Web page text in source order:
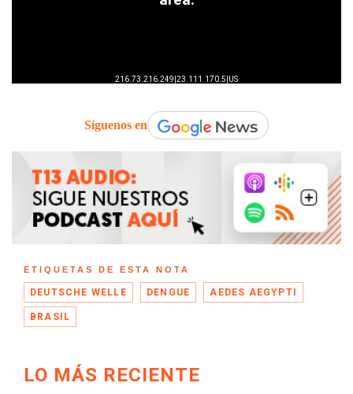
Síguenos en
ETIQUETAS DE ESTA NOTA
DEUTSCHE WELLE DENGUE AEDES AEGYPTI
BRASIL
LO MÁS RECIENTE